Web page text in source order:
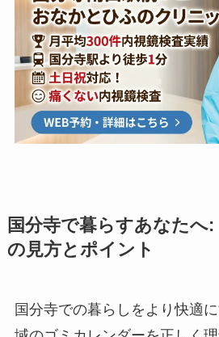
国分寺で暮らすあなたへ
の見方とポイント
国分寺での暮らしをより快適